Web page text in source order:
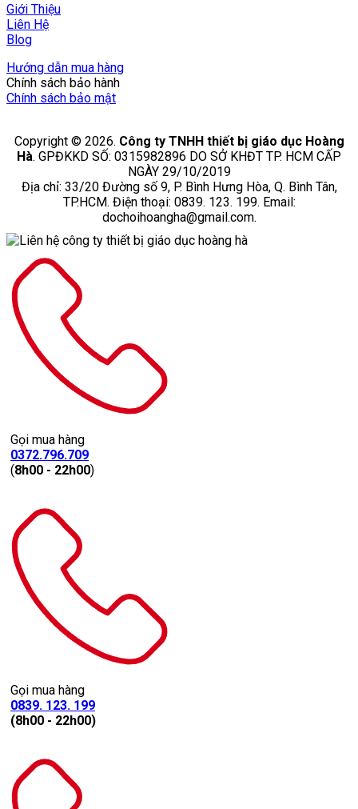
Giới Thiệu
Liên Hệ
Blog
Hướng dẫn mua hàng
Chính sách bảo hành
Chính sách bảo mật
Copyright © 2026. Công ty TNHH thiết bị giáo dục Hoàng
Hà. GPĐKKD SỐ: 0315982896 DO SỞ KHĐT TP. HCM CẤP
NGÀY 29/10/2019
Địa chỉ: 33/20 Đường số 9, P. Bình Hưng Hòa, Q. Bình Tân,
TP.HCM. Điện thoại: 0839. 123. 199. Email:
dochoihoangha@gmail.com.
Gọi mua hàng
0372.796.709
(8h00 - 22h00)
Gọi mua hàng
0839. 123. 199
(8h00 - 22h00)